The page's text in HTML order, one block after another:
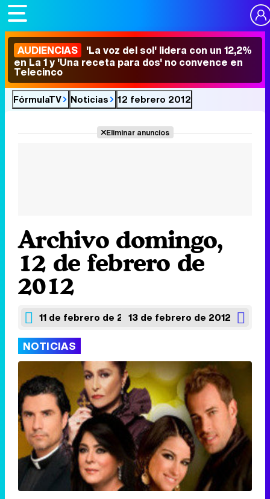
AUDIENCIAS 'La voz del sol' lidera con un 12,2%
en La 1 y 'Una receta para dos' no convence en
Telecinco
FórmulaTV Noticias 12 febrero 2012
Eliminar anuncios
Archivo domingo,
12 de febrero de
2012
11 de febrero de 201213 de febrero de 2012
NOTICIAS